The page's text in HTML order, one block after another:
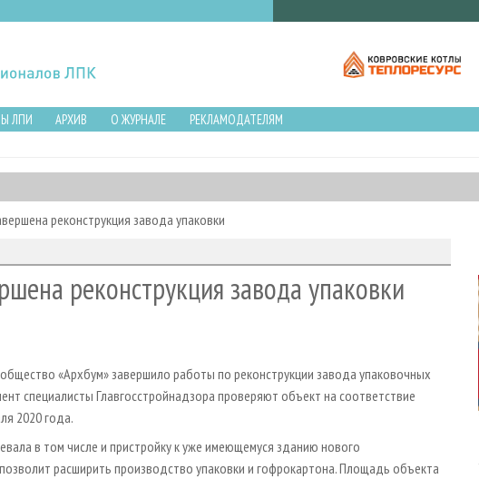
ЛПИ АРХИВ О ЖУРНАЛЕ
РЕКЛАМОДАТЕЛЯМ
реконструкция завода упаковки
реконструкция завода упаковки
«Архбум» завершило работы по реконструкции завода упаковочных
специалисты Главгосстройнадзора проверяют объект на соответствие
2020 года.
в том числе и пристройку к уже имеющемуся зданию нового
расширить производство упаковки и гофрокартона. Площадь объекта